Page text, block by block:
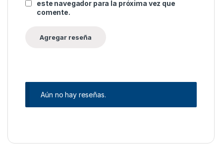
este navegador para la próxima vez que
comente.
Aún no hay reseñas.